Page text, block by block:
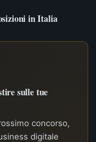
in Italia
sulle tue
concorso,
digitale